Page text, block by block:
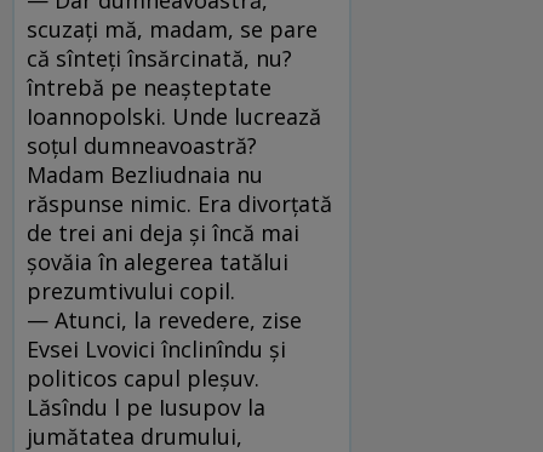
scuzaţi mă, madam, se pare
că sînteţi însărcinată, nu?
întrebă pe neaşteptate
Ioannopolski. Unde lucrează
soţul dumneavoastră?
Madam Bezliudnaia nu
răspunse nimic. Era divorţată
de trei ani deja şi încă mai
şovăia în alegerea tatălui
prezumtivului copil.
— Atunci, la revedere, zise
Evsei Lvovici înclinîndu şi
politicos capul pleşuv.
Lăsîndu l pe Iusupov la
jumătatea drumului,